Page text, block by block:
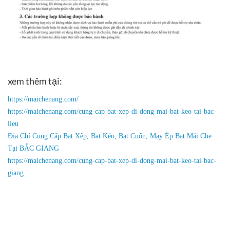
xem thêm tại:
https://maichenang.com/
https://maichenang.com/cung-cap-bat-xep-di-dong-mai-bat-keo-tai-bac-
lieu
Địa Chỉ Cung Cấp Bạt Xếp, Bạt Kéo, Bạt Cuốn, May Ép Bạt Mái Che
Tại BẮC GIANG
https://maichenang.com/cung-cap-bat-xep-di-dong-mai-bat-keo-tai-bac-
giang